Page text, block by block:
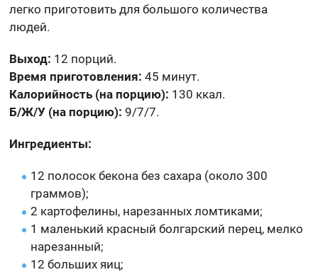
легко приготовить для большого количества
людей.
Выход: 12 порций.
Время приготовления: 45 минут.
Калорийность (на порцию): 130 ккал.
Б/Ж/У (на порцию): 9/7/7.
Ингредиенты:
12 полосок бекона без сахара (около 300
граммов);
2 картофелины, нарезанных ломтиками;
1 маленький красный болгарский перец, мелко
нарезанный;
12 больших яиц;